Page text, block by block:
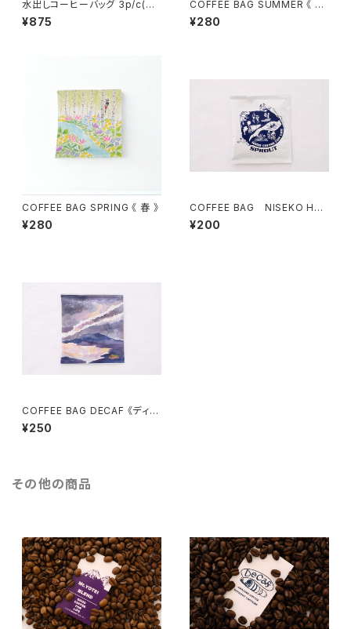
水出しコーヒーバッグ 3p/c(30
g×3)
¥875
COFFEE BAG SUMMER 《 夏
》
¥280
COFFEE BAG SPRING 《 春 》
¥280
COFFEE BAG NISEKO HAU
TE ROUTE 《オートルート》
¥200
COFFEE BAG DECAF 《ディカ
フェ》
¥250
その他の商品